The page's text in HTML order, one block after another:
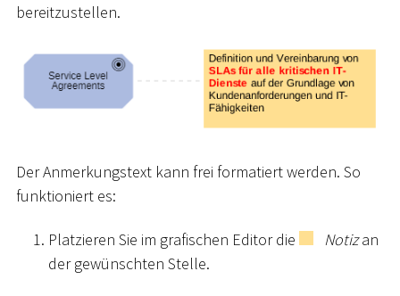
bereitzustellen.
Der Anmerkungstext kann frei formatiert werden. So
funktioniert es:
Platzieren Sie im grafischen Editor die Notizan
der gewünschten Stelle.